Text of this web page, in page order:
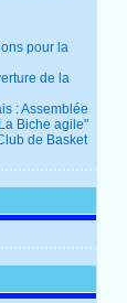
pour la
de la
: Assemblée
Biche agile"
de Basket